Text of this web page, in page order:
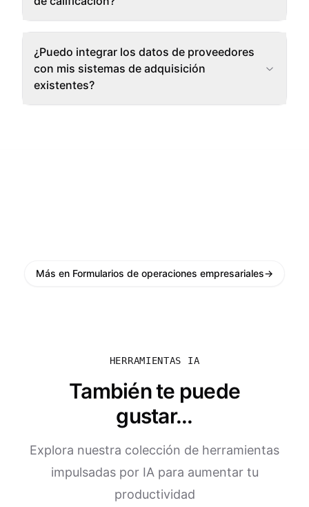
¿Puedo integrar los datos de proveedores
con mis sistemas de adquisición
existentes?
Más en Formularios de operaciones empresariales→
HERRAMIENTAS IA
También te puede
gustar...
Explora nuestra colección de herramientas
impulsadas por IA para aumentar tu
productividad